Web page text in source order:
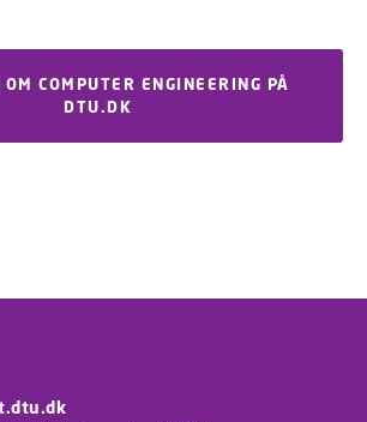
COMPUTER ENGINEERING PÅ
DTU.DK